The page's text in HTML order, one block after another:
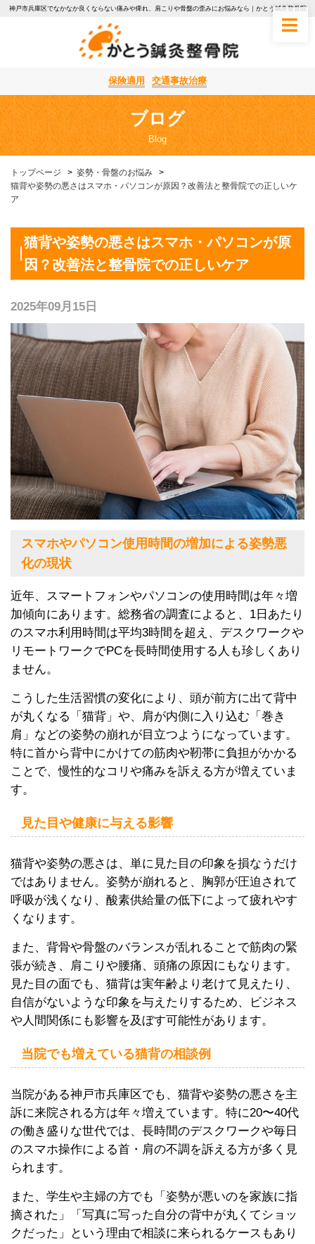
神戸市兵庫区でなかなか良くならない痛みや痺れ、肩こりや骨盤の歪みにお悩みなら｜かとう鍼灸整骨院
保険適用 交通事故治療
ブログ
Blog
トップページ
姿勢・骨盤のお悩み
猫背や姿勢の悪さはスマホ・パソコンが原因？改善法と整骨院での正しいケ
ア
猫背や姿勢の悪さはスマホ・パソコンが原
因？改善法と整骨院での正しいケア
2025年09月15日
スマホやパソコン使用時間の増加による姿勢悪
化の現状
近年、スマートフォンやパソコンの使用時間は年々増
加傾向にあります。総務省の調査によると、1日あたり
のスマホ利用時間は平均3時間を超え、デスクワークや
リモートワークでPCを長時間使用する人も珍しくあり
ません。
こうした生活習慣の変化により、頭が前方に出て背中
が丸くなる「猫背」や、肩が内側に入り込む「巻き
肩」などの姿勢の崩れが目立つようになっています。
特に首から背中にかけての筋肉や靭帯に負担がかかる
ことで、慢性的なコリや痛みを訴える方が増えていま
す。
見た目や健康に与える影響
猫背や姿勢の悪さは、単に見た目の印象を損なうだけ
ではありません。姿勢が崩れると、胸郭が圧迫されて
呼吸が浅くなり、酸素供給量の低下によって疲れやす
くなります。
また、背骨や骨盤のバランスが乱れることで筋肉の緊
張が続き、肩こりや腰痛、頭痛の原因にもなります。
見た目の面でも、猫背は実年齢より老けて見えたり、
自信がないような印象を与えたりするため、ビジネス
や人間関係にも影響を及ぼす可能性があります。
当院でも増えている猫背の相談例
当院がある神戸市兵庫区でも、猫背や姿勢の悪さを主
訴に来院される方は年々増えています。特に20〜40代
の働き盛りな世代では、長時間のデスクワークや毎日
のスマホ操作による首・肩の不調を訴える方が多く見
られます。
また、学生や主婦の方でも「姿勢が悪いのを家族に指
摘された」「写真に写った自分の背中が丸くてショッ
クだった」という理由で相談に来られるケースもあり